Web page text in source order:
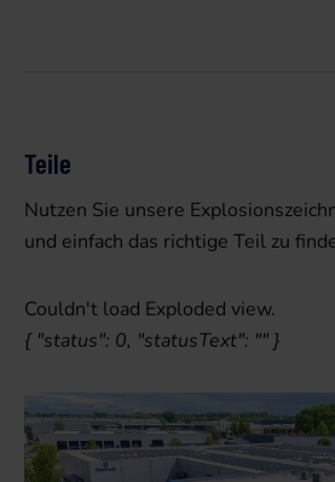
Teile
Nutzen Sie unsere
und einfach das richtige Teil zu
Couldn't load Exploded view.
{ "status": 0, "statusText": "" }